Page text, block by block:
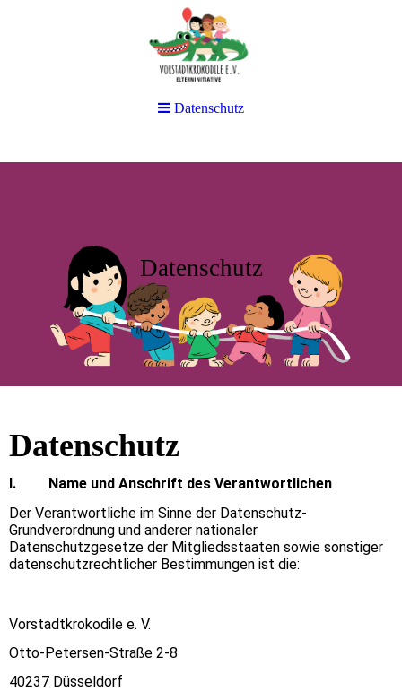
Datenschutz
Datenschutz
I. Name und Anschrift des Verantwortlichen
Der Verantwortliche im Sinne der Datenschutz-
Grundverordnung und anderer nationaler
Datenschutzgesetze der Mitgliedsstaaten sowie sonstiger
datenschutzrechtlicher Bestimmungen ist die:
Vorstadtkrokodile e. V.
Otto-Petersen-Straße 2-8
40237 Düsseldorf
Datenschutz